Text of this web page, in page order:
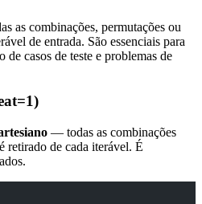
as combinações, permutações ou
de entrada. São essenciais para
de casos de teste e problemas de
— todas as combinações
retirado de cada iterável. É